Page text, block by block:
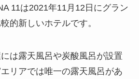
11は2021年11月12日にグラン
的新しいホテルです。
は露天風呂や炭酸風呂が設置
リアでは唯一の露天風呂があ